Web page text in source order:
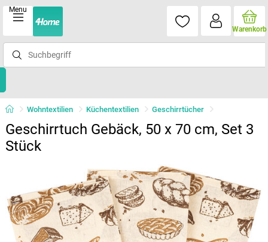
Menu
Warenkorb
Wohntextilien Küchentextilien Geschirrtücher
Geschirrtuch Gebäck, 50 x 70 cm, Set 3
Stück